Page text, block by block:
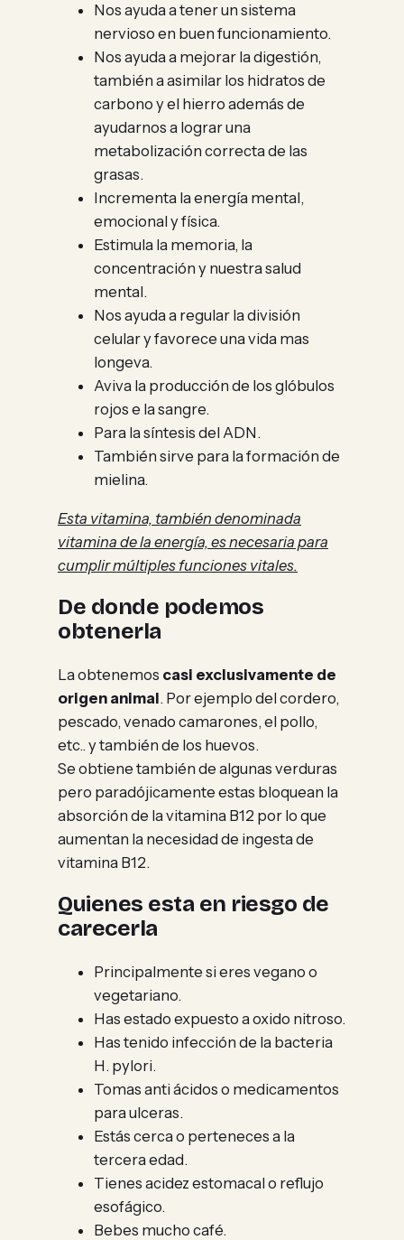
Nos ayuda a tener un sistema
nervioso en buen funcionamiento.
Nos ayuda a mejorar la digestión,
también a asimilar los hidratos de
carbono y el hierro además de
ayudarnos a lograr una
metabolización correcta de las
grasas.
Incrementa la energía mental,
emocional y física.
Estimula la memoria, la
concentración y nuestra salud
mental.
Nos ayuda a regular la división
celular y favorece una vida mas
longeva.
Aviva la producción de los glóbulos
rojos e la sangre.
Para la síntesis del ADN.
También sirve para la formación de
mielina.
Esta vitamina, también denominada
vitamina de la energía, es necesaria para
cumplir múltiples funciones vitales.
De donde podemos
obtenerla
La obtenemos casi exclusivamente de
origen animal. Por ejemplo del cordero,
pescado, venado camarones, el pollo,
etc.. y también de los huevos.
Se obtiene también de algunas verduras
pero paradójicamente estas bloquean la
absorción de la vitamina B12 por lo que
aumentan la necesidad de ingesta de
vitamina B12.
Quienes esta en riesgo de
carecerla
Principalmente si eres vegano o
vegetariano.
Has estado expuesto a oxido nitroso.
Has tenido infección de la bacteria
H. pylori.
Tomas anti ácidos o medicamentos
para ulceras.
Estás cerca o perteneces a la
tercera edad.
Tienes acidez estomacal o reflujo
esofágico.
Bebes mucho café.